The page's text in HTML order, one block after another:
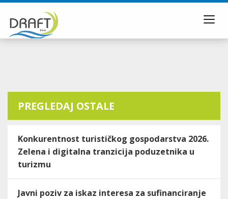
PREGLEDAJ OSTALE
Konkurentnost turističkog gospodarstva 2026.
Zelena i digitalna tranzicija poduzetnika u
turizmu
Javni poziv za iskaz interesa za sufinanciranje